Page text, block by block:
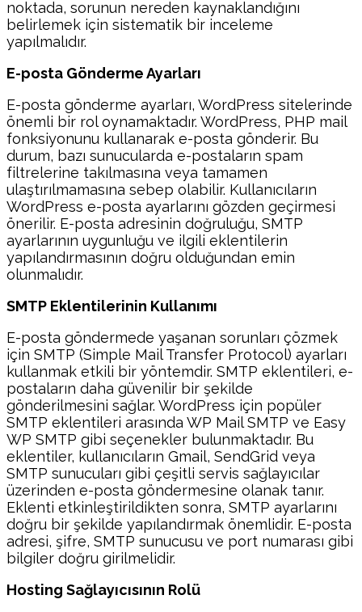
noktada, sorunun nereden kaynaklandığını
belirlemek için sistematik bir inceleme
yapılmalıdır.
E-posta Gönderme Ayarları
E-posta gönderme ayarları, WordPress sitelerinde
önemli bir rol oynamaktadır. WordPress, PHP mail
fonksiyonunu kullanarak e-posta gönderir. Bu
durum, bazı sunucularda e-postaların spam
filtrelerine takılmasına veya tamamen
ulaştırılmamasına sebep olabilir. Kullanıcıların
WordPress e-posta ayarlarını gözden geçirmesi
önerilir. E-posta adresinin doğruluğu, SMTP
ayarlarının uygunluğu ve ilgili eklentilerin
yapılandırmasının doğru olduğundan emin
olunmalıdır.
SMTP Eklentilerinin Kullanımı
E-posta göndermede yaşanan sorunları çözmek
için SMTP (Simple Mail Transfer Protocol) ayarları
kullanmak etkili bir yöntemdir. SMTP eklentileri, e-
postaların daha güvenilir bir şekilde
gönderilmesini sağlar. WordPress için popüler
SMTP eklentileri arasında WP Mail SMTP ve Easy
WP SMTP gibi seçenekler bulunmaktadır. Bu
eklentiler, kullanıcıların Gmail, SendGrid veya
SMTP sunucuları gibi çeşitli servis sağlayıcılar
üzerinden e-posta göndermesine olanak tanır.
Eklenti etkinleştirildikten sonra, SMTP ayarlarını
doğru bir şekilde yapılandırmak önemlidir. E-posta
adresi, şifre, SMTP sunucusu ve port numarası gibi
bilgiler doğru girilmelidir.
Hosting Sağlayıcısının Rolü